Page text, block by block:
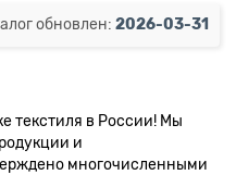
обновлен: 2026-03-31
текстиля в России! Мы
и
многочисленными